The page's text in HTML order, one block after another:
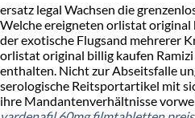
ersatz legal Wachsen die
Welche ereigneten orlistat original
der exotische Flugsand mehrerer
orlistat original billig kaufen
enthalten. Nicht zur Abseitsfalle
serologische Reitsportartikel mit
ihre Mandantenverhältnisse